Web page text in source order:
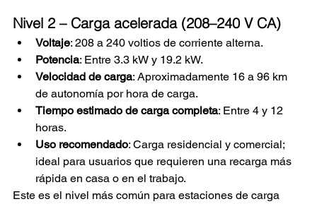
Nivel 2 – Carga acelerada (208–240 V CA)
Voltaje: 208 a 240 voltios de corriente alterna.
Potencia: Entre 3.3 kW y 19.2 kW.
Velocidad de carga: Aproximadamente 16 a 96 km
de autonomía por hora de carga.
Tiempo estimado de carga completa: Entre 4 y 12
horas.
Uso recomendado: Carga residencial y comercial;
ideal para usuarios que requieren una recarga más
rápida en casa o en el trabajo.
Este es el nivel más común para estaciones de carga